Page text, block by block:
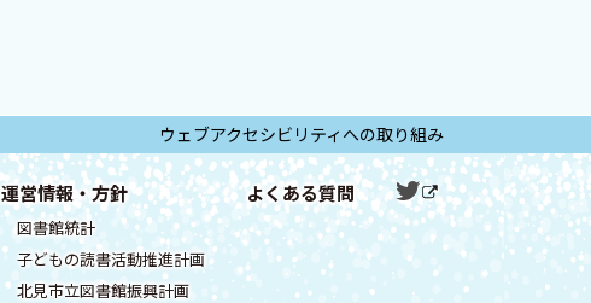
ウェブアクセシビリティへの取り組み
運営情報・方針
図書館統計
子どもの読書活動推進計画
北見市立図書館振興計画
よくある質問
公
式
ツ
イ
ッ
タ
外
部
サ
ト